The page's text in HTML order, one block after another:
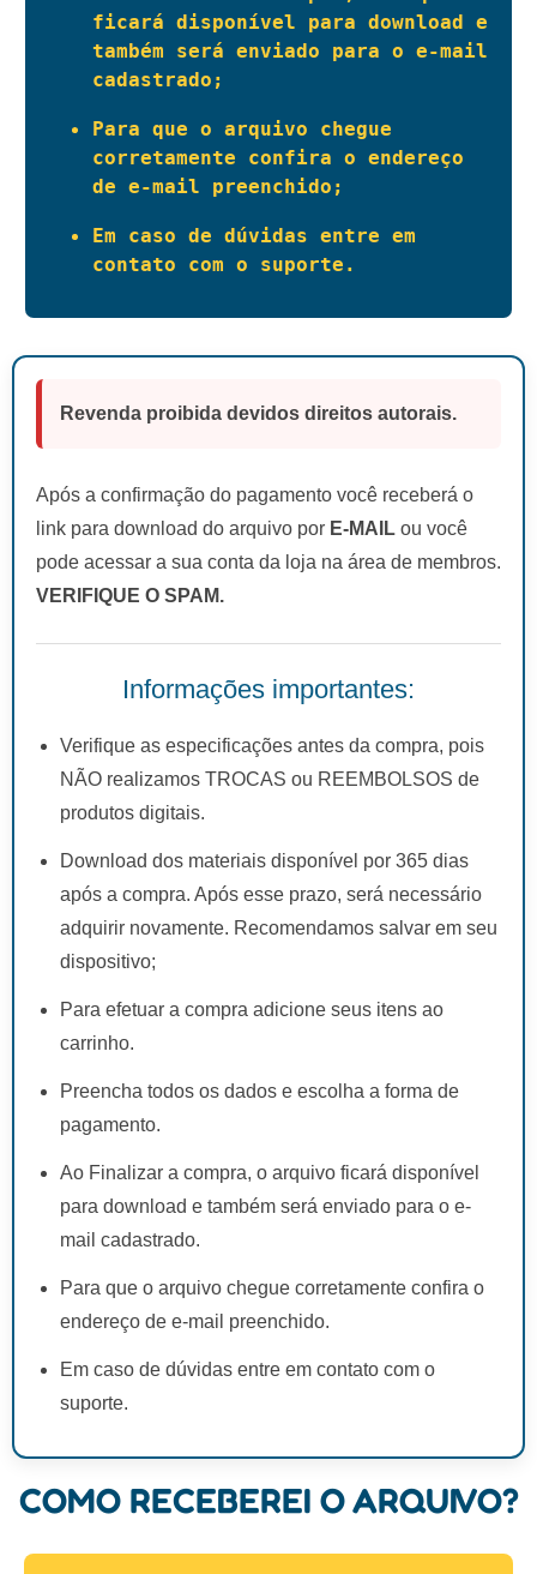
ficará disponível para download e
também será enviado para o e-mail
cadastrado;
Para que o arquivo chegue
corretamente confira o endereço
de e-mail preenchido;
Em caso de dúvidas entre em
contato com o suporte.
Revenda proibida devidos direitos autorais.
Após a confirmação do pagamento você receberá o
link para download do arquivo por E-MAIL ou você
pode acessar a sua conta da loja na área de membros.
VERIFIQUE O SPAM.
Informações importantes:
Verifique as especificações antes da compra, pois
NÃO realizamos TROCAS ou REEMBOLSOS de
produtos digitais.
Download dos materiais disponível por 365 dias
após a compra. Após esse prazo, será necessário
adquirir novamente. Recomendamos salvar em seu
dispositivo;
Para efetuar a compra adicione seus itens ao
carrinho.
Preencha todos os dados e escolha a forma de
pagamento.
Ao Finalizar a compra, o arquivo ficará disponível
para download e também será enviado para o e-
mail cadastrado.
Para que o arquivo chegue corretamente confira o
endereço de e-mail preenchido.
Em caso de dúvidas entre em contato com o
suporte.
COMO RECEBEREI O ARQUIVO?